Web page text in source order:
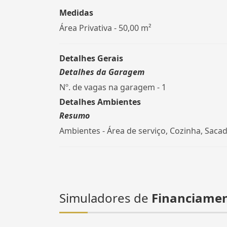
Medidas
Área Privativa - 50,00 m²
Detalhes Gerais
Detalhes da Garagem
Nº. de vagas na garagem - 1
Detalhes Ambientes
Resumo
Ambientes - Área de serviço, Cozinha,
Simuladores de